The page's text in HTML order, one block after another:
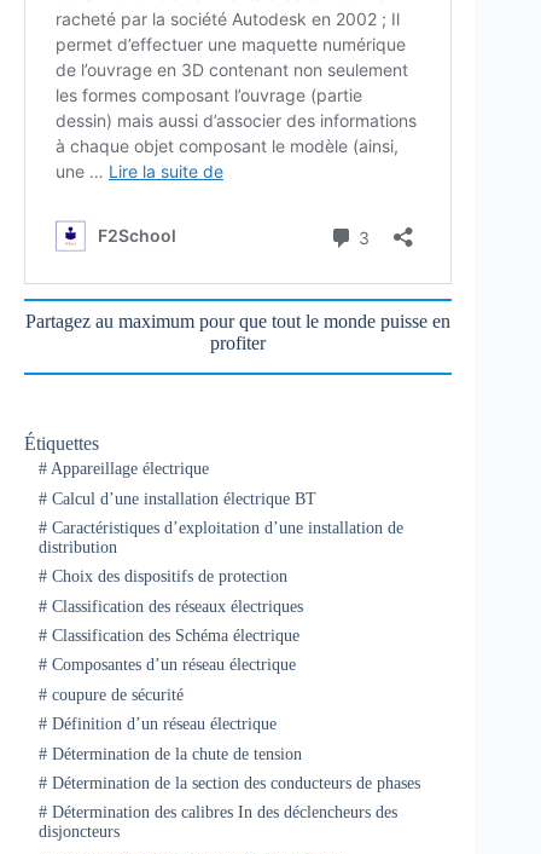
Partagez au maximum pour que tout le monde puisse en
profiter
Étiquettes
#Appareillage électrique
#Calcul d’une installation électrique BT
#Caractéristiques d’exploitation d’une installation de
distribution
#Choix des dispositifs de protection
#Classification des réseaux électriques
#Classification des Schéma électrique
#Composantes d’un réseau électrique
#coupure de sécurité
#Définition d’un réseau électrique
#Détermination de la chute de tension
#Détermination de la section des conducteurs de phases
#Détermination des calibres In des déclencheurs des
disjoncteurs